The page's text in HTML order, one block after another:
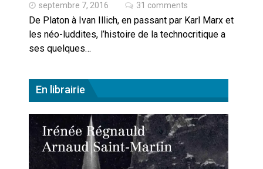
En Seine-et-Marne, le projet de
Campus IA doit sortir des
champs : « On impose et copie
le gigantisme états-unien »
Addendum sur les machines à
La vaste blague du macronisme
crypto-spatial
septembre 7, 2016 31 comments
De Platon à Ivan Illich, en passant par Karl Marx et
les néo-luddites, l’histoire de la technocritique a
ses quelques…
En librairie